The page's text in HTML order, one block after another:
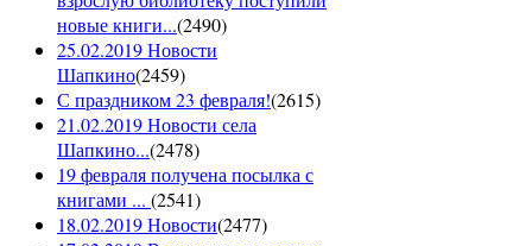
новые книги...(2490)
25.02.2019 Новости
Шапкино(2459)
С праздником 23 февраля!(2615)
21.02.2019 Новости села
Шапкино...(2478)
19 февраля получена посылка с
книгами ... (2541)
18.02.2019 Новости(2477)